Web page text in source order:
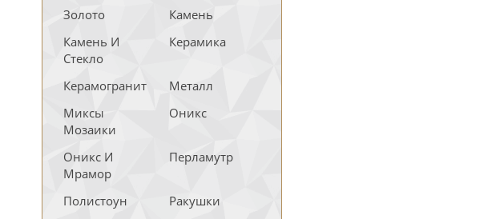
Золото
Камень
Камень И
Стекло
Керамика
Керамогранит
Металл
Миксы
Мозаики
Оникс
Оникс И
Мрамор
Перламутр
Полистоун
Ракушки